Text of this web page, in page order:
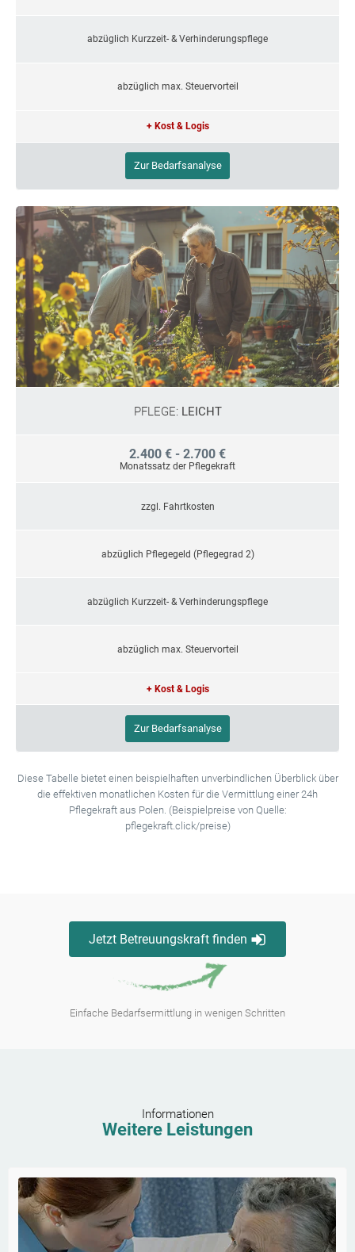
abzüglich Kurzzeit- & Verhinderungspflege
abzüglich max. Steuervorteil
+ Kost & Logis
Zur Bedarfsanalyse
PFLEGE: LEICHT
2.400 € - 2.700 €
Monatssatz der Pflegekraft
zzgl. Fahrtkosten
abzüglich Pflegegeld (Pflegegrad 2)
abzüglich Kurzzeit- & Verhinderungspflege
abzüglich max. Steuervorteil
+ Kost & Logis
Zur Bedarfsanalyse
Diese Tabelle bietet einen beispielhaften unverbindlichen Überblick über
die effektiven monatlichen Kosten für die Vermittlung einer 24h
Pflegekraft aus Polen. (Beispielpreise von Quelle:
pflegekraft.click/preise)
Jetzt Betreuungskraft finden
Einfache Bedarfsermittlung in wenigen Schritten
Informationen
Weitere Leistungen